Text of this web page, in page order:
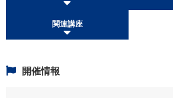
関連講座
開催情報